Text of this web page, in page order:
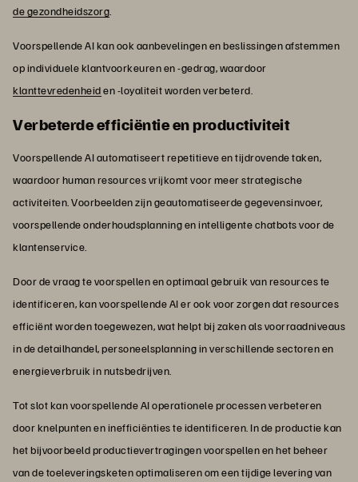
de gezondheidszorg.
Voorspellende AI kan ook aanbevelingen en beslissingen afstemmen
op individuele klantvoorkeuren en -gedrag, waardoor
klanttevredenheiden -loyaliteit worden verbeterd.
Verbeterde efficiëntie en productiviteit
Voorspellende AI automatiseert repetitieve en tijdrovende taken,
waardoor human resources vrijkomt voor meer strategische
activiteiten. Voorbeelden zijn geautomatiseerde gegevensinvoer,
voorspellende onderhoudsplanning en intelligente chatbots voor de
klantenservice.
Door de vraag te voorspellen en optimaal gebruik van resources te
identificeren, kan voorspellende AI er ook voor zorgen dat resources
efficiënt worden toegewezen, wat helpt bij zaken als voorraadniveaus
in de detailhandel, personeelsplanning in verschillende sectoren en
energieverbruik in nutsbedrijven.
Tot slot kan voorspellende AI operationele processen verbeteren
door knelpunten en inefficiënties te identificeren. In de productie kan
het bijvoorbeeld productievertragingen voorspellen en het beheer
van de toeleveringsketen optimaliseren om een tijdige levering van